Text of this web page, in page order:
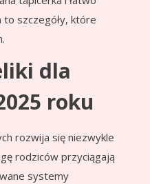
szczegóły, które
dla
roku
rozwija się niezwykle
rodziców przyciągają
systemy